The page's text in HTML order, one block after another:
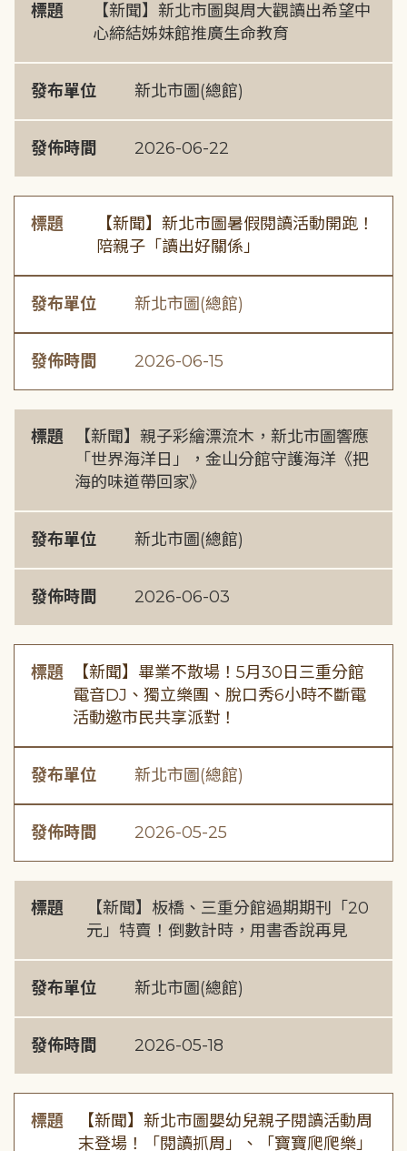
標題
【新聞】新北市圖與周大觀讀出希望中
心締結姊妹館推廣生命教育
發布單位 新北市圖(總館)
發佈時間 2026-06-22
標題
【新聞】新北市圖暑假閱讀活動開跑！
陪親子「讀出好關係」
發布單位 新北市圖(總館)
發佈時間 2026-06-15
標題
【新聞】親子彩繪漂流木，新北市圖響應
「世界海洋日」，金山分館守護海洋《把
海的味道帶回家》
發布單位 新北市圖(總館)
發佈時間 2026-06-03
標題
【新聞】畢業不散場！5月30日三重分館
電音DJ、獨立樂團、脫口秀6小時不斷電
活動邀市民共享派對！
發布單位 新北市圖(總館)
發佈時間 2026-05-25
標題
【新聞】板橋、三重分館過期期刊「20
元」特賣！倒數計時，用書香說再見
發布單位 新北市圖(總館)
發佈時間 2026-05-18
標題
【新聞】新北市圖嬰幼兒親子閱讀活動周
末登場！「閱讀抓周」、「寶寶爬爬樂」